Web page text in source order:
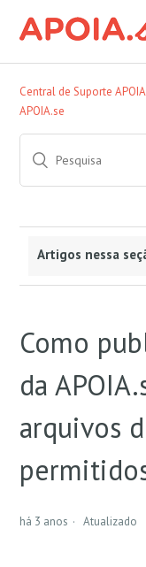
Central de Suporte
APOIA.se
Artigos nessa
Como publicar
são os arquivos
Como organizar
Coleções?
Quem tem
Como
da
arquivos
há 3 anos Atualizado